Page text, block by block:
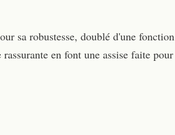
sa robustesse, doublé d'une fonction
en font une assise faite pour